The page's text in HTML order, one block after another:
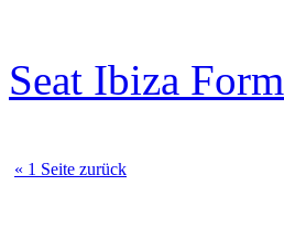
Seat Ibiza
« 1 Seite zurück